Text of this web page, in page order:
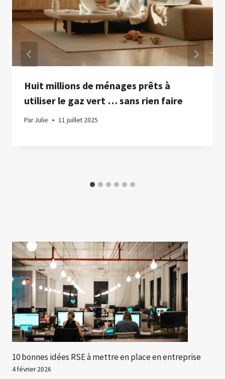
Huit millions de ménages prêts à
utiliser le gaz vert … sans rien faire
ParJulie 11 juillet 2025
10 bonnes idées RSE à mettre en place en entreprise
4 février 2026